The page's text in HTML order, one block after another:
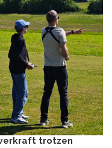
trotzen